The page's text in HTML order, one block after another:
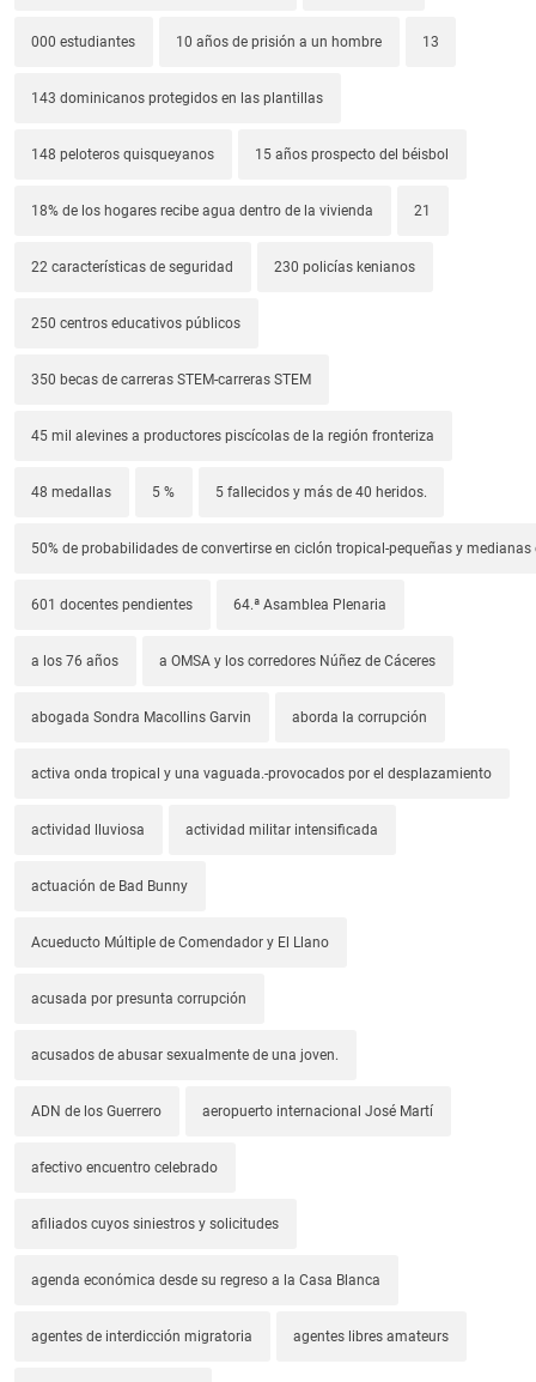
000 estudiantes 10 años de prisión a un hombre 13
143 dominicanos protegidos en las plantillas
148 peloteros quisqueyanos 15 años prospecto del béisbol
18% de los hogares recibe agua dentro de la vivienda 21
22 características de seguridad 230 policías kenianos
250 centros educativos públicos
350 becas de carreras STEM-carreras STEM
45 mil alevines a productores piscícolas de la región fronteriza
48 medallas 5 % 5 fallecidos y más de 40 heridos.
50% de probabilidades de convertirse en ciclón tropical-pequeñas y
601 docentes pendientes 64.ª Asamblea Plenaria
a los 76 años a OMSA y los corredores Núñez de Cáceres
abogada Sondra Macollins Garvin aborda la corrupción
activa onda tropical y una vaguada.-provocados por el desplazamiento
actividad lluviosa actividad militar intensificada
actuación de Bad Bunny
Acueducto Múltiple de Comendador y El Llano
acusada por presunta corrupción
acusados de abusar sexualmente de una joven.
ADN de los Guerrero aeropuerto internacional José Martí
afectivo encuentro celebrado
afiliados cuyos siniestros y solicitudes
agenda económica desde su regreso a la Casa Blanca
agentes de interdicción migratoria agentes libres amateurs